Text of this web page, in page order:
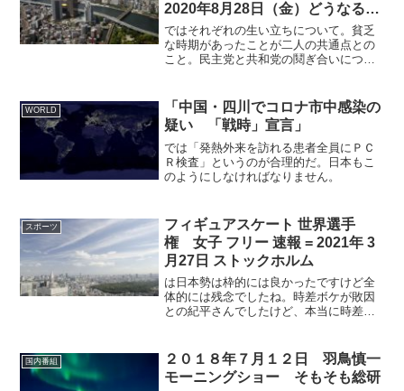
2020年8月28日（金）どうなる大
統領選挙２０２０ カマラ・ハリ
スと民主党全国大会
ではそれぞれの生い立ちについて。貧乏
な時期があったことが二人の共通点との
こと。民主党と共和党の鬩ぎ合いについ
に。なので郵便のトップにトランプシン
パを送り込みポストを少な...
WORLD
「中国・四川でコロナ市中感染の
疑い 「戦時」宣言」
では「発熱外来を訪れる患者全員にＰＣ
Ｒ検査」というのが合理的だ。日本もこ
のようにしなければなりません。
スポーツ
フィギュアスケート 世界選手
権 女子 フリー 速報 = 2021年 3
月27日 ストックホルム
は日本勢は枠的には良かったですけど全
体的には残念でしたね。時差ボケが敗因
との紀平さんでしたけど、本当に時差ボ
シェルバコワは曲にグラスを使っていま
したけど、ミニマルミュー...
国内番組
２０１８年７月１２日 羽鳥慎一
モーニングショー そもそも総研